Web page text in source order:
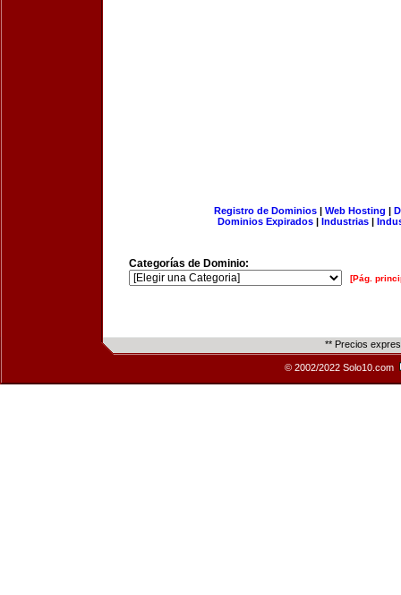
Registro de Dominios| Web Hosting |
Dominios Expirados | Industrias |
Categorías de Dominio:
[Pág.
** Precios
© 2002/2022 Solo10.com